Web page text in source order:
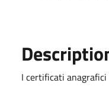
I certificati anagrafici